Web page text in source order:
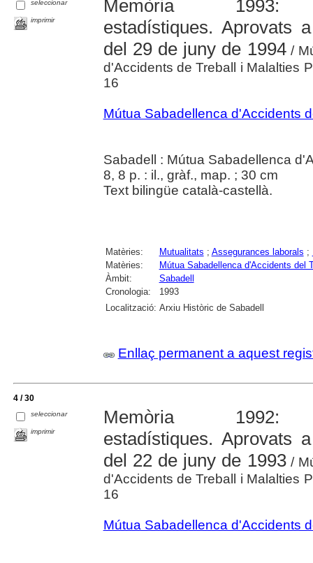
seleccionar
imprimir
Memòria 1993:
estadístiques. Aprovats
del 29 de juny de 1994/
d'Accidents de Treball i Malalties
16
Mútua Sabadellenca d'Accidents
Sabadell : Mútua Sabadellenca
8, 8 p. : il., gràf., map. ; 30 cm
Text bilingüe català-castellà.
Matèries: Mutualitats ; Assegurances laborals ;
Matèries:
Mútua Sabadellenca d'Accidents del
Àmbit:
Sabadell
Cronologia:
1993
Localització: Arxiu Històric de Sabadell
Enllaç permanent a aquest
4 / 30
seleccionar
imprimir
Memòria 1992:
estadístiques. Aprovats
del 22 de juny de 1993/
d'Accidents de Treball i Malalties
16
Mútua Sabadellenca d'Accidents